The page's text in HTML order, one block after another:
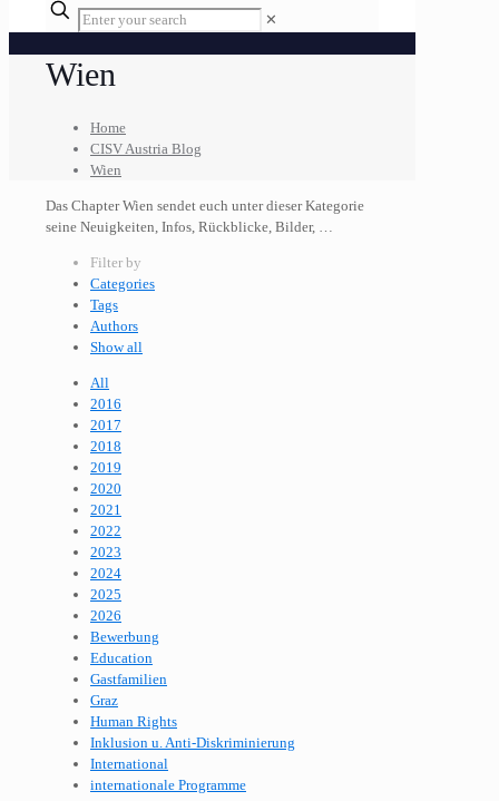
✕
Wien
Home
CISV Austria Blog
Wien
Das Chapter Wien sendet euch unter dieser Kategorie
seine Neuigkeiten, Infos, Rückblicke, Bilder, …
Filter by
Categories
Tags
Authors
Show all
All
2016
2017
2018
2019
2020
2021
2022
2023
2024
2025
2026
Bewerbung
Education
Gastfamilien
Graz
Human Rights
Inklusion u. Anti-Diskriminierung
International
internationale Programme